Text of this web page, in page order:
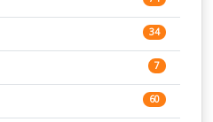
153
345
15
16
34
7
60